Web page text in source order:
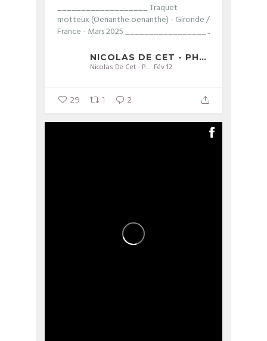
___________________Traquet
motteux (Oenanthe oenanthe) - Gironde /
France - Mars 2025_________________...
NICOLAS DE CET - PHOTOGRAPHIE
Nicolas De Cet - Photographie Fév 12
29 1 2